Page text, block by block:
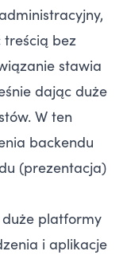
bez
stawia
dając duże
W ten
backendu
(prezentacja)
duże platformy
i aplikacje